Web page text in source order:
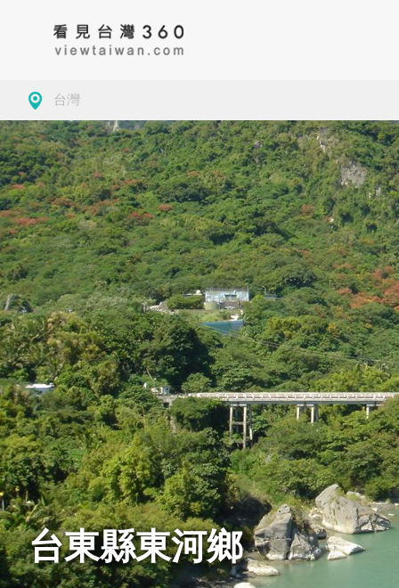
台中
台
新
基
桃
新
苗
房地產
大學校園
導覽
觀光工廠
商務空間
墓園
觀光
藥局
景緻
美食
咖啡
小確幸
玩樂
古蹟
公園
茶
地方特色
夜市
學校
客家委員會客家文
化發展中心
基隆市仁愛區
基隆市安樂區 新北市萬里區
台灣
台東縣東河鄉